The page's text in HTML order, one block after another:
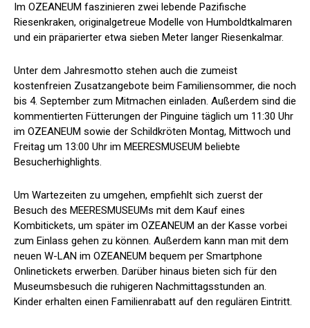
Im OZEANEUM faszinieren zwei lebende Pazifische
Riesenkraken, originalgetreue Modelle von Humboldtkalmaren
und ein präparierter etwa sieben Meter langer Riesenkalmar.
Unter dem Jahresmotto stehen auch die zumeist
kostenfreien Zusatzangebote beim Familiensommer, die noch
bis 4. September zum Mitmachen einladen. Außerdem sind die
kommentierten Fütterungen der Pinguine täglich um 11:30 Uhr
im OZEANEUM sowie der Schildkröten Montag, Mittwoch und
Freitag um 13:00 Uhr im MEERESMUSEUM beliebte
Besucherhighlights.
Um Wartezeiten zu umgehen, empfiehlt sich zuerst der
Besuch des MEERESMUSEUMs mit dem Kauf eines
Kombitickets, um später im OZEANEUM an der Kasse vorbei
zum Einlass gehen zu können. Außerdem kann man mit dem
neuen W-LAN im OZEANEUM bequem per Smartphone
Onlinetickets erwerben. Darüber hinaus bieten sich für den
Museumsbesuch die ruhigeren Nachmittagsstunden an.
Kinder erhalten einen Familienrabatt auf den regulären Eintritt.